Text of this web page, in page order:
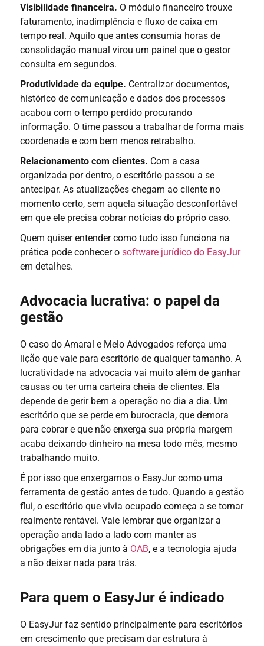
Visibilidade financeira. O módulo financeiro trouxe
faturamento, inadimplência e fluxo de caixa em
tempo real. Aquilo que antes consumia horas de
consolidação manual virou um painel que o gestor
consulta em segundos.
Produtividade da equipe. Centralizar documentos,
histórico de comunicação e dados dos processos
acabou com o tempo perdido procurando
informação. O time passou a trabalhar de forma mais
coordenada e com bem menos retrabalho.
Relacionamento com clientes. Com a casa
organizada por dentro, o escritório passou a se
antecipar. As atualizações chegam ao cliente no
momento certo, sem aquela situação desconfortável
em que ele precisa cobrar notícias do próprio caso.
Quem quiser entender como tudo isso funciona na
prática pode conhecer o software jurídico do EasyJur
em detalhes.
Advocacia lucrativa: o papel da
gestão
O caso do Amaral e Melo Advogados reforça uma
lição que vale para escritório de qualquer tamanho. A
lucratividade na advocacia vai muito além de ganhar
causas ou ter uma carteira cheia de clientes. Ela
depende de gerir bem a operação no dia a dia. Um
escritório que se perde em burocracia, que demora
para cobrar e que não enxerga sua própria margem
acaba deixando dinheiro na mesa todo mês, mesmo
trabalhando muito.
É por isso que enxergamos o EasyJur como uma
ferramenta de gestão antes de tudo. Quando a gestão
flui, o escritório que vivia ocupado começa a se tornar
realmente rentável. Vale lembrar que organizar a
operação anda lado a lado com manter as
obrigações em dia junto à OAB, e a tecnologia ajuda
a não deixar nada para trás.
Para quem o EasyJur é indicado
O EasyJur faz sentido principalmente para escritórios
em crescimento que precisam dar estrutura à